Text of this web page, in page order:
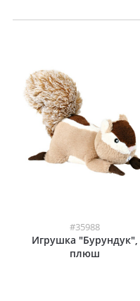
#35988
Игрушка "Бурундук",
плюш